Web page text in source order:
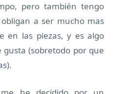
pero también tengo
a ser mucho mas
en las piezas, y es algo
(sobretodo por que